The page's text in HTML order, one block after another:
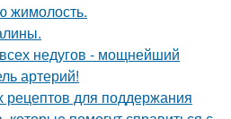
жимолость.
недугов - мощнейший
артерий!
рецептов для поддержания